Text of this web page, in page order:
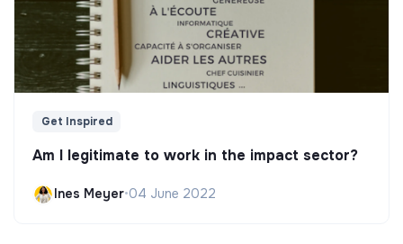
Get Inspired
Am I legitimate to work in the impact sector?
Ines Meyer•04 June 2022